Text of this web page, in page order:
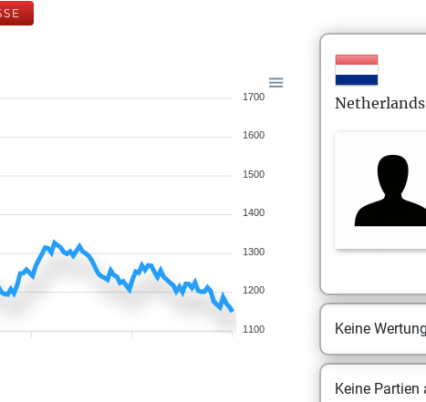
1700
1600
1500
1400
1300
1200
1100
Netherlands
Keine
Keine